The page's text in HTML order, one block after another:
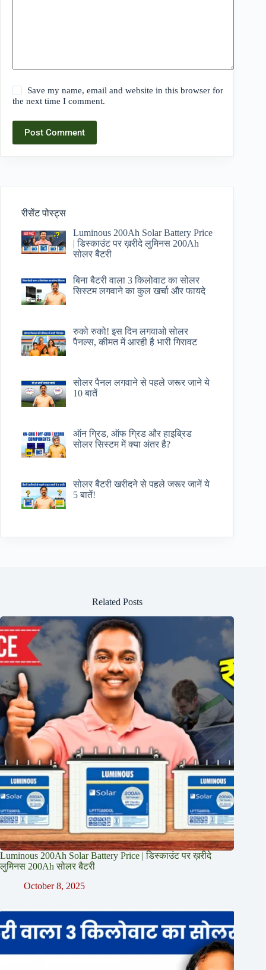
Save my name, email and website in this browser for
the next time I comment.
Post Comment
रीसेंट पोस्ट्स
Luminous 200Ah Solar Battery Price​
| डिस्काउंट पर ख़रीदे लुमिनस 200Ah
सोलर बैटरी
बिना बैटरी वाला 3 किलोवाट का सोलर
सिस्टम लगवाने का कुल खर्चा और फायदे
रुको रुको! इस दिन लगवाओ सोलर
पैनल्स, कीमत में आरही है भारी गिरावट
सोलर पैनल लगवाने से पहले जरूर जाने ये
10 बातें
ऑन ग्रिड, ऑफ ग्रिड और हाइब्रिड
सोलर सिस्टम में क्या अंतर है?
सोलर बैटरी खरीदने से पहले जरूर जानें ये
5 बातें!
Related Posts
Luminous 200Ah Solar Battery Price​ | डिस्काउंट पर ख़रीदे
लुमिनस 200Ah सोलर बैटरी
October 8, 2025